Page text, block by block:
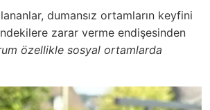
dumansız ortamların keyfini
zarar verme endişesinden
özellikle sosyal ortamlarda